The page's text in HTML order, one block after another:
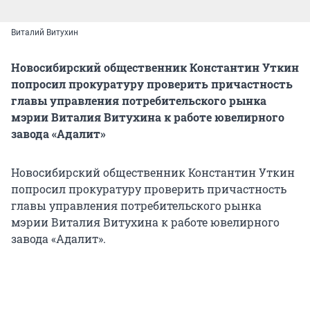
Виталий Витухин
Новосибирский общественник Константин Уткин
попросил прокуратуру проверить причастность
главы управления потребительского рынка
мэрии Виталия Витухина к работе ювелирного
завода «Адалит»
Новосибирский общественник Константин Уткин
попросил прокуратуру проверить причастность
главы управления потребительского рынка
мэрии Виталия Витухина к работе ювелирного
завода «Адалит».